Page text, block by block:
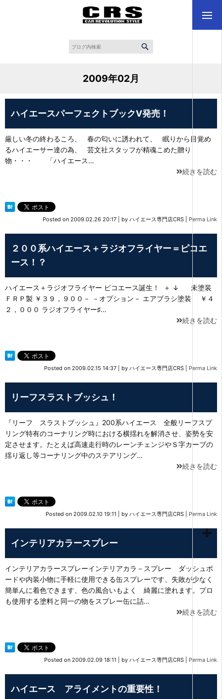
2009年02月
ハイエースパーフェクトブックⅤ発売！
厳しい冬の終わるころ、 春の匂いに誘われて、 眠りから目覚め
るハイエーサー達の為、 芸文社スタッフが精魂こめた贈り
物・・・ 「ハイエース…
続きを読む
Posted on 2009.02.26 20:17 by ハイエース専門店CRS Perma Link
２００系ハイエース＋ラジオフライヤー＝ピコエ
ース！？
ハイエース＋ラジオフライヤー ピコエース誕生！ ＋ ↓ 未塗装
ＦＲＰ製 ￥３９，９００－ －オプション－ エアブラシ塗装 ￥４
２，０００ ラジオフライヤー♯…
続きを読む
Posted on 2009.02.15 14:37 by ハイエース専門店CRS Perma Link
リーフスラストブッシュ！
『リーフ スラストブッシュ』200系ハイエース 全般リーフスプ
リング特有のコーナリング時における横揺れを解消させ、姿勢を安
定させます。たとえば高速走行時のレーンチェンジやＳ字カーブの
揺り返し等コーナリング中のステアリング…
続きを読む
Posted on 2009.02.10 19:11 by ハイエース専門店CRS Perma Link
インテリアカラースプレー
インテリアカラースプレーインテリアカラ－スプレー ダッシュボ
ードや内装小物に手軽に使用できる缶スプレーです、失敗が少なく
簡単んに着色できます、色の風合いもよく 綺麗に塗れます。プロ
も使用する塗料と同一の物をスプレー缶に詰…
続きを読む
Posted on 2009.02.09 18:11 by ハイエース専門店CRS Perma Link
ハイエース アライメントの重要性！